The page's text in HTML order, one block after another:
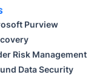
Purview
Risk Management
und Data Security